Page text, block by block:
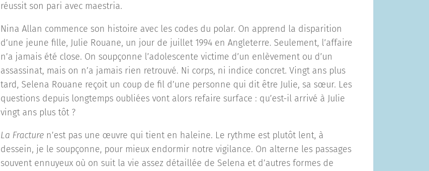
réussit son pari avec maestria.
Nina Allan commence son histoire avec les codes du polar. On apprend la disparition
d’une jeune fille, Julie Rouane, un jour de juillet 1994 en Angleterre. Seulement, l’affaire
n’a jamais été close. On soupçonne l’adolescente victime d’un enlèvement ou d’un
assassinat, mais on n’a jamais rien retrouvé. Ni corps, ni indice concret. Vingt ans plus
tard, Selena Rouane reçoit un coup de fil d’une personne qui dit être Julie, sa sœur. Les
questions depuis longtemps oubliées vont alors refaire surface : qu’est-il arrivé à Julie
vingt ans plus tôt ?
La Fracture n’est pas une œuvre qui tient en haleine. Le rythme est plutôt lent, à
dessein, je le soupçonne, pour mieux endormir notre vigilance. On alterne les passages
souvent ennuyeux où on suit la vie assez détaillée de Selena et d’autres formes de